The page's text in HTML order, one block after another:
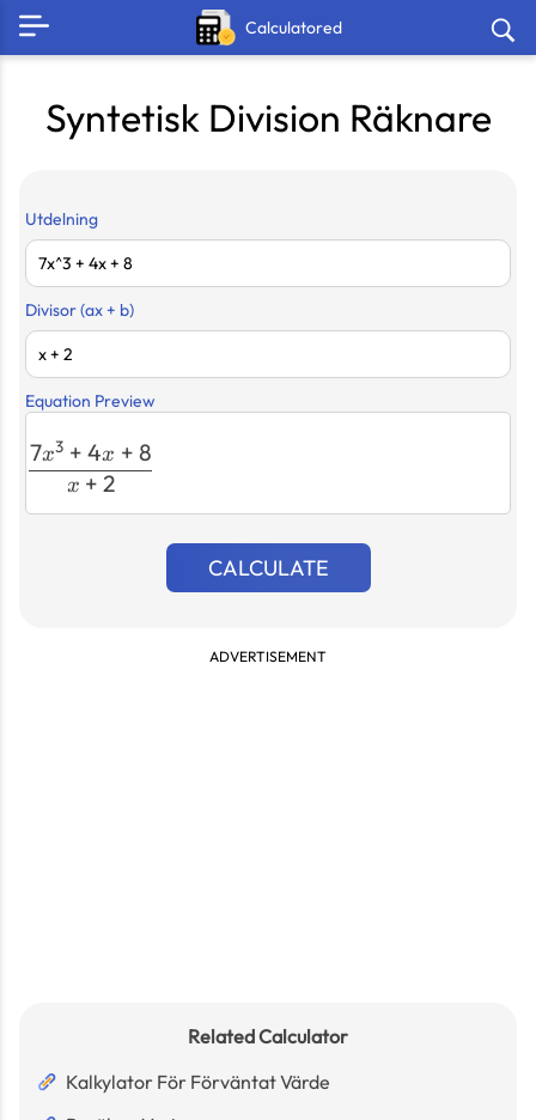
Calculatored
Syntetisk Division Räknare
Utdelning
Divisor (ax + b)
Equation Preview
x + 2
7x3 + 4x + 8
CALCULATE
ADVERTISEMENT
Related Calculator
Kalkylator För Förväntat Värde